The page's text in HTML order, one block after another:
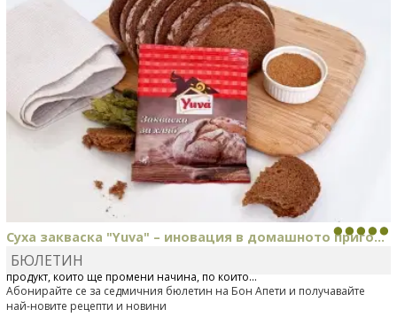
Суха закваска "Yuva" – иновация в домашното приго...
Отскоро Лесафр България стартира предлагането на изцяло нов
продукт, който ще промени начина, по който...
БЮЛЕТИН
Абонирайте се за седмичния бюлетин на Бон Апети и получавайте
най-новите рецепти и новини